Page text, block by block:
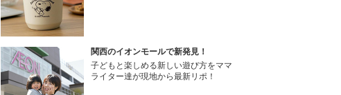
関西のイオンモールで新発見！
子どもと楽しめる新しい遊び方をママ
ライター達が現地から最新リポ！